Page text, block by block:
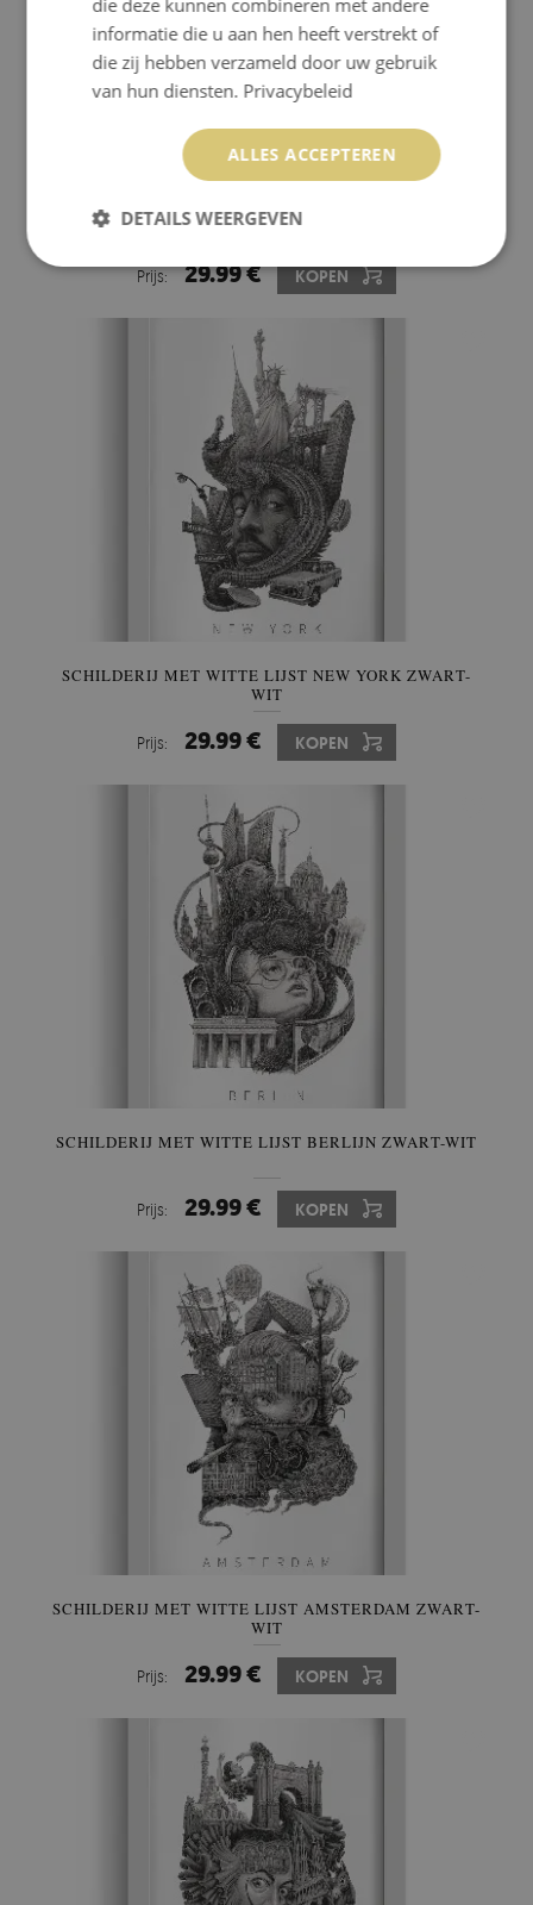
SCHILDERIJ MET WITTE LIJST PARIJS ZWART-WIT
Prijs: 29.99 € KOPEN
SCHILDERIJ MET WITTE LIJST NEW YORK ZWART-
WIT
Prijs: 29.99 € KOPEN
SCHILDERIJ MET WITTE LIJST BERLIJN ZWART-WIT
Prijs: 29.99 € KOPEN
SCHILDERIJ MET WITTE LIJST AMSTERDAM ZWART-
WIT
Prijs: 29.99 € KOPEN
die deze kunnen combineren met andere
informatie die u aan hen heeft verstrekt of
die zij hebben verzameld door uw gebruik
van hun diensten. Privacybeleid
ALLES ACCEPTEREN
DETAILS WEERGEVEN